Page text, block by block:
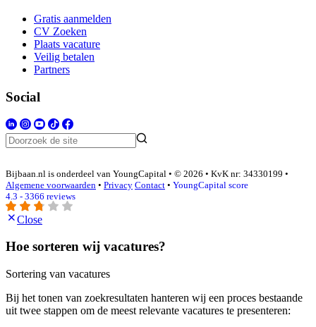
Gratis aanmelden
CV Zoeken
Plaats vacature
Veilig betalen
Partners
Social
Bijbaan.nl is onderdeel van YoungCapital • © 2026 • KvK nr: 34330199 •
Algemene voorwaarden • Privacy Contact • YoungCapital score
4.3 - 3366 reviews
Close
Hoe sorteren wij vacatures?
Sortering van vacatures
Bij het tonen van zoekresultaten hanteren wij een proces bestaande
uit twee stappen om de meest relevante vacatures te presenteren: